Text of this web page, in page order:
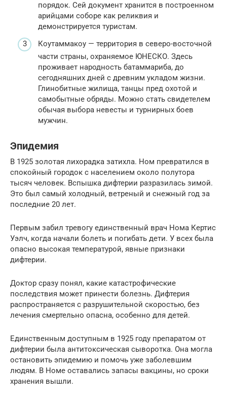
порядок. Сей документ хранится в построенном
арийцами соборе как реликвия и
демонстрируется туристам.
Коутаммакоу — территория в северо-восточной
части страны, охраняемое ЮНЕСКО. Здесь
проживает народность батаммариба, до
сегодняшних дней с древним укладом жизни.
Глинобитные жилища, танцы пред охотой и
самобытные обряды. Можно стать свидетелем
обычая выбора невесты и турнирных боев
мужчин.
Эпидемия
В 1925 золотая лихорадка затихла. Ном превратился в
спокойный городок с населением около полутора
тысяч человек. Вспышка дифтерии разразилась зимой.
Это был самый холодный, ветреный и снежный год за
последние 20 лет.
Первым забил тревогу единственный врач Нома Кертис
Уэлч, когда начали болеть и погибать дети. У всех была
опасно высокая температурой, явные признаки
дифтерии.
Доктор сразу понял, какие катастрофические
последствия может принести болезнь. Дифтерия
распространяется с разрушительной скоростью, без
лечения смертельно опасна, особенно для детей.
Единственным доступным в 1925 году препаратом от
дифтерии была антитоксическая сыворотка. Она могла
остановить эпидемию и помочь уже заболевшим
людям. В Номе оставались запасы вакцины, но сроки
хранения вышли.